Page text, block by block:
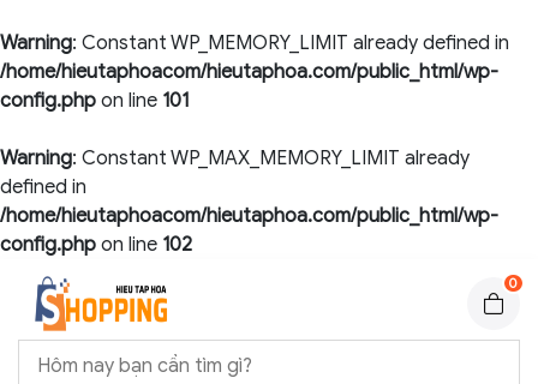
Warning: Constant WP_MEMORY_LIMIT already defined in
/home/hieutaphoacom/hieutaphoa.com/public_html/wp-
config.php on line 101
Warning: Constant WP_MAX_MEMORY_LIMIT already
defined in
/home/hieutaphoacom/hieutaphoa.com/public_html/wp-
config.php on line 102
0